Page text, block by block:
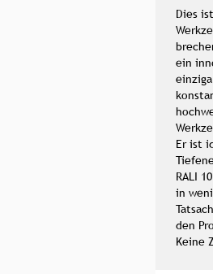
Dies
ein
Er ist
RALI
in
den
Keine